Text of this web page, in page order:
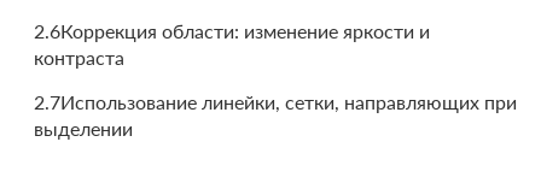
2.6Коррекция области: изменение яркости и
контраста
2.7Использование линейки, сетки, направляющих при
выделении